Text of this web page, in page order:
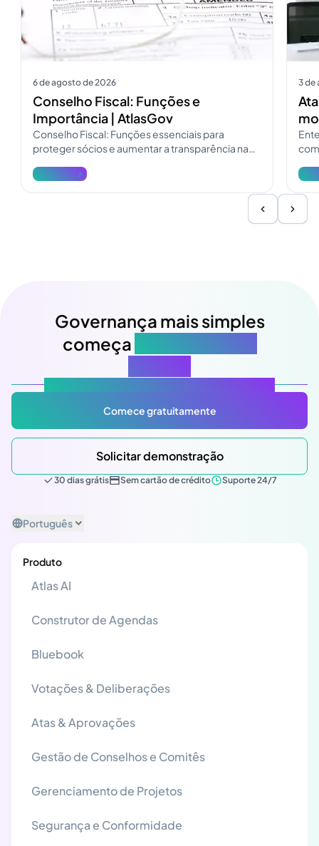
6 de agosto de 2026
Conselho Fiscal: Funções e
Importância | AtlasGov
Conselho Fiscal: Funções essenciais para
proteger sócios e aumentar a transparência na
e atualize a fiscalização.
Ver mais
3 de
Ver
Governança mais simples
começa
Comece gratuitamente
Solicitar demonstração
30 dias grátis Sem cartão de crédito Suporte 24/7
Português
Produto
Atlas AI
Construtor de Agendas
Bluebook
Votações & Deliberações
Atas & Aprovações
Gestão de Conselhos e Comitês
Gerenciamento de Projetos
Segurança e Conformidade